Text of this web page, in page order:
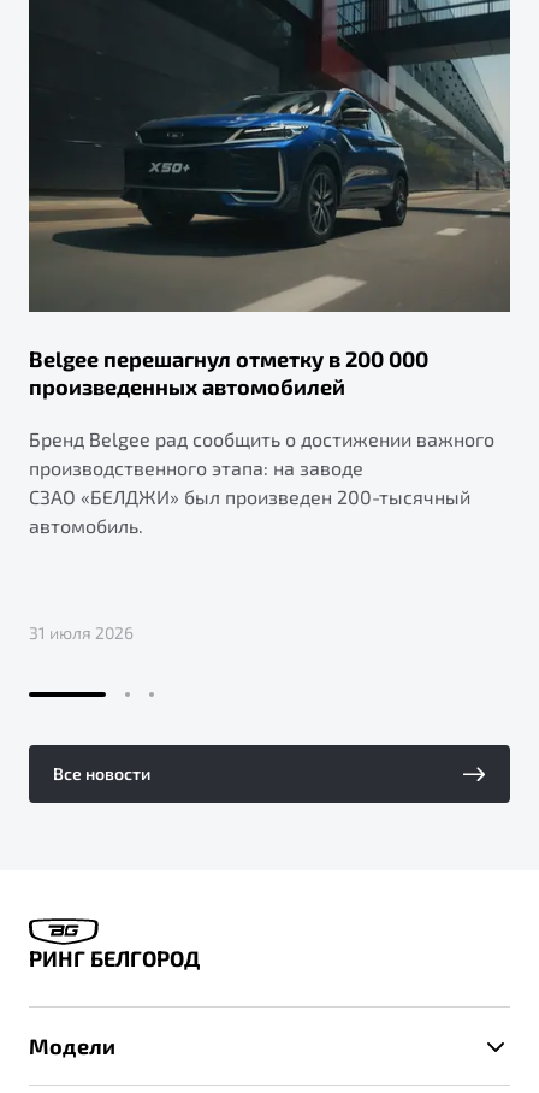
Belgee перешагнул отметку в 200 000
произведенных автомобилей
Бренд Belgee рад сообщить о достижении важного
производственного этапа: на заводе
СЗАО «БЕЛДЖИ» был произведен 200-тысячный
автомобиль.
31 июля 2026
Все новости
РИНГ БЕЛГОРОД
Модели